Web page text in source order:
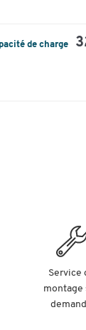
de charge
Service
montage